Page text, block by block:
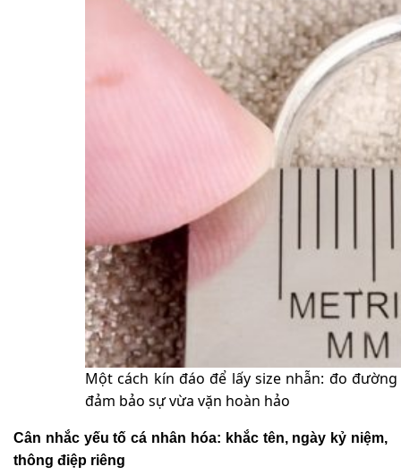
Một cách kín đáo để lấy size nhẫn: đo
đảm bảo sự vừa vặn hoàn hảo
Cân nhắc yếu tố cá nhân hóa: khắc tên, ngày kỷ niệm,
thông điệp riêng